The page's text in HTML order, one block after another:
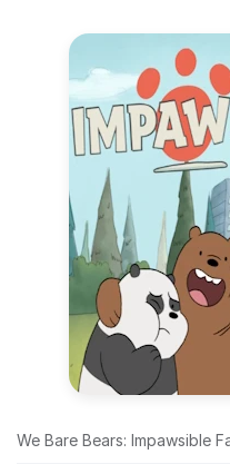
We Bare Bears: Impawsible